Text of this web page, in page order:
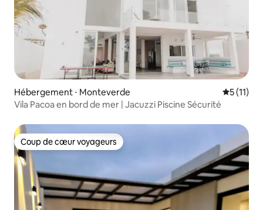
Hébergement ⋅ Monteverde
5 (11)
Vila Pacoa en bord de mer | Jacuzzi Piscine Sécurité
Coup de cœur voyageurs
Coup de cœur voyageurs